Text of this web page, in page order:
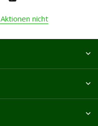
nicht